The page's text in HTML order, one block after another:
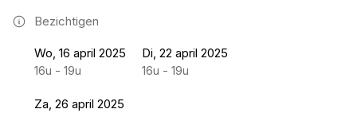
Bezichtigen
Wo, 16 april 2025
16u - 19u
Di, 22 april 2025
16u - 19u
Za, 26 april 2025